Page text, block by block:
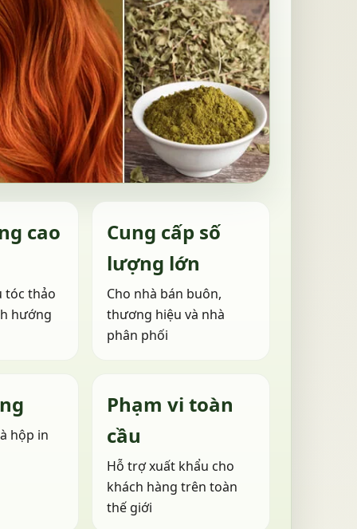
cao
tóc thảo
hướng
Cung cấp số
lượng lớn
Cho nhà bán buôn,
thương hiệu và nhà
phân phối
hộp in
Phạm vi toàn
cầu
Hỗ trợ xuất khẩu cho
khách hàng trên toàn
thế giới